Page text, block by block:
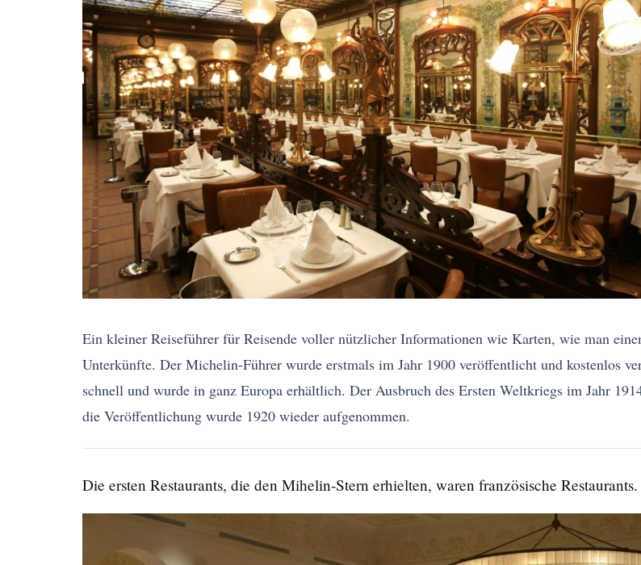
Ein kleiner Reiseführer für Reisende voller nützlicher Informationen wie Karten, wie man
Unterkünfte. Der Michelin-Führer wurde erstmals im Jahr 1900 veröffentlicht und kostenlos
schnell und wurde in ganz Europa erhältlich. Der Ausbruch des Ersten Weltkriegs im Jahr
die Veröffentlichung wurde 1920 wieder aufgenommen.
Die ersten Restaurants, die den Mihelin-Stern erhielten, waren französische Restaurants.